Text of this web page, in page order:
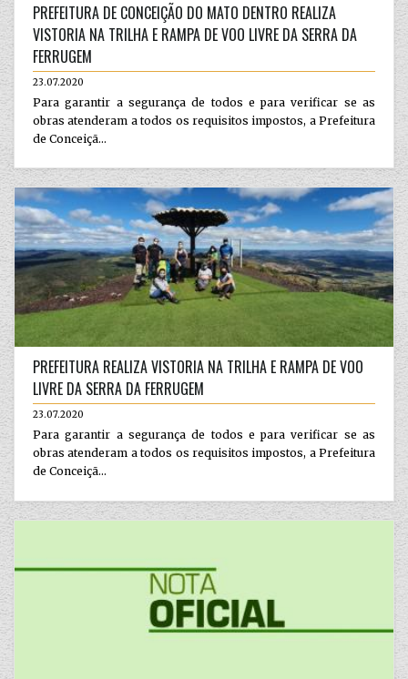
PREFEITURA DE CONCEIÇÃO DO MATO DENTRO REALIZA
VISTORIA NA TRILHA E RAMPA DE VOO LIVRE DA SERRA DA
FERRUGEM
23.07.2020
Para garantir a segurança de todos e para verificar se as
obras atenderam a todos os requisitos impostos, a Prefeitura
de Conceiçã...
PREFEITURA REALIZA VISTORIA NA TRILHA E RAMPA DE VOO
LIVRE DA SERRA DA FERRUGEM
23.07.2020
Para garantir a segurança de todos e para verificar se as
obras atenderam a todos os requisitos impostos, a Prefeitura
de Conceiçã...